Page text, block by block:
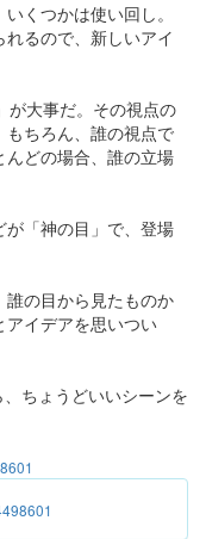
くつかは使い回し。
るので、新しいアイ
が大事だ。その視点の
もちろん、誰の視点で
んどの場合、誰の立場
「神の目」で、登場
誰の目から見たものか
アイデアを思いつい
ちょうどいいシーンを